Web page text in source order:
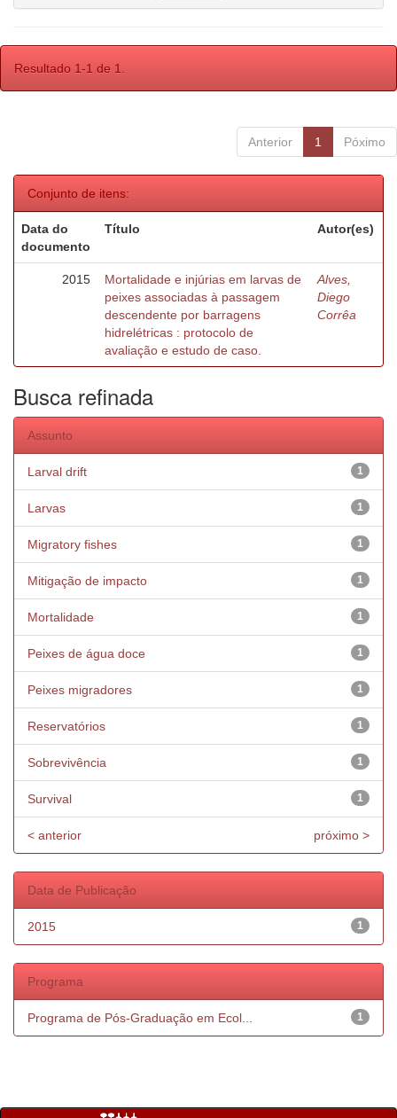
Resultado 1-1 de 1.
Anterior 1 Póximo
Conjunto de itens:
Data do
documento
Título Autor(es)
2015
Mortalidade e injúrias em larvas de
peixes associadas à passagem
descendente por barragens
hidrelétricas : protocolo de
avaliação e estudo de caso.
Alves,
Diego
Corrêa
Busca refinada
Assunto
1
Larval drift
1
Larvas
1
Migratory fishes
1
Mitigação de impacto
1
Mortalidade
1
Peixes de água doce
1
Peixes migradores
1
Reservatórios
1
Sobrevivência
1
Survival
< anterior próximo >
Data de Publicação
1
2015
Programa
1
Programa de Pós-Graduação em Ecol...